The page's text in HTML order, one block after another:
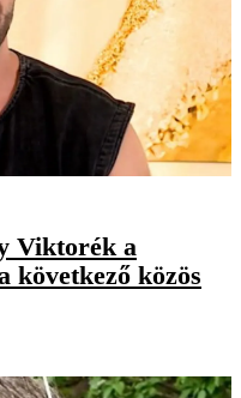
Viktorék a
következő közös